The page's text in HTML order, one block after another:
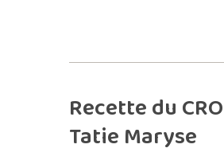
Recette du
Tatie Maryse